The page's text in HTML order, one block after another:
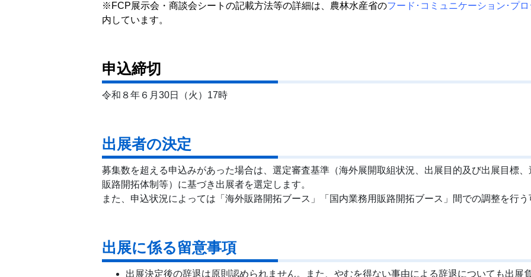
※FCP展示会・商談会シートの記載方法等の詳細は、農林水産省のフード･コミュニケーション･プ
内しています。
申込締切
令和８年６月30日（火）17時
出展者の決定
募集数を超える申込みがあった場合は、選定審査基準（海外展開取組状況、出展目的及び出展目標、
販路開拓体制等）に基づき出展者を選定します。
また、申込状況によっては「海外販路開拓ブース」「国内業務用販路開拓ブース」間での調整を行う
出展に係る留意事項
出展決定後の辞退は原則認められません。また、やむを得ない事由による辞退についても出展